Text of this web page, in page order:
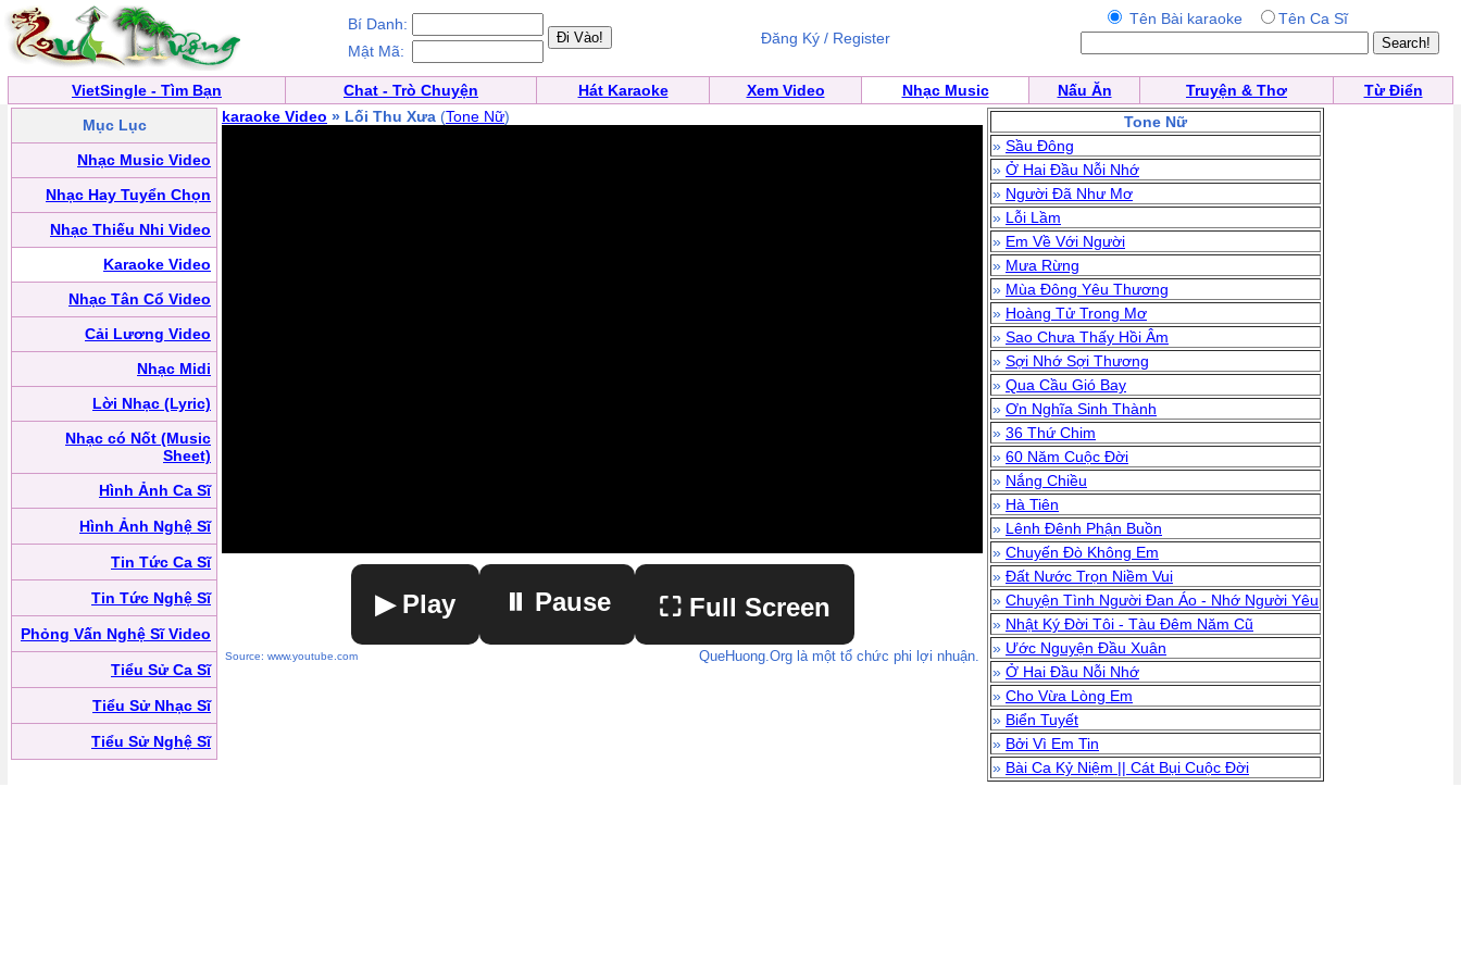
Bí Danh:
Mật Mã:
Đăng Ký / Register
Tên Bài karaoke Tên Ca Sĩ
VietSingle - Tìm Bạn Chat - Trò Chuyện Hát Karaoke Xem Video Nhạc Music Nấu Ăn Truyện & Thơ
Từ Điển
Mục Lục
Nhạc Music Video
Nhạc Hay Tuyển Chọn
Nhạc Thiếu Nhi Video
Karaoke Video
Nhạc Tân Cổ Video
Cải Lương Video
Nhạc Midi
Lời Nhạc (Lyric)
Nhạc có Nốt (Music
Sheet)
Hình Ảnh Ca Sĩ
Hình Ảnh Nghệ Sĩ
Tin Tức Ca Sĩ
Tin Tức Nghệ Sĩ
Phỏng Vấn Nghệ Sĩ Video
Tiểu Sử Ca Sĩ
Tiểu Sử Nhạc Sĩ
Tiểu Sử Nghệ Sĩ
karaoke Video » Lối Thu Xưa (Tone Nữ)
▶ Play ⏸ Pause ⛶ Full Screen
Source: www.youtube.com QueHuong.Org là một tổ chức phi lợi nhuận.
Tone Nữ
» Sầu Đông
» Ở Hai Đầu Nỗi Nhớ
» Người Đã Như Mơ
» Lỗi Lầm
» Em Về Với Người
» Mưa Rừng
» Mùa Đông Yêu Thương
» Hoàng Tử Trong Mơ
» Sao Chưa Thấy Hồi Âm
» Sợi Nhớ Sợi Thương
» Qua Cầu Gió Bay
» Ơn Nghĩa Sinh Thành
» 36 Thứ Chim
» 60 Năm Cuộc Đời
» Nắng Chiều
» Hà Tiên
» Lênh Đênh Phận Buồn
» Chuyến Đò Không Em
» Đất Nước Trọn Niềm Vui
» Chuyện Tình Người Đan Áo - Nhớ Người Yêu
» Nhật Ký Đời Tôi - Tàu Đêm Năm Cũ
» Ước Nguyện Đầu Xuân
» Ở Hai Đầu Nỗi Nhớ
» Cho Vừa Lòng Em
» Biển Tuyết
» Bởi Vì Em Tin
» Bài Ca Kỷ Niệm || Cát Bụi Cuộc Đời